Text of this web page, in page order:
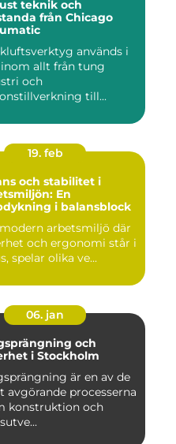
teknik och
från Chicago
används i
allt från tung
och
till...
19. feb
och stabilitet i
En
i balansblock
arbetsmiljö där
och ergonomi står i
spelar olika ve...
06. jan
och
i Stockholm
är en av de
avgörande processerna
konstruktion och